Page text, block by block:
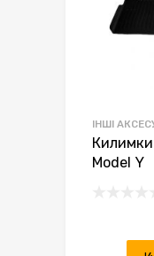
ІНШІ
Килимки
Model Y